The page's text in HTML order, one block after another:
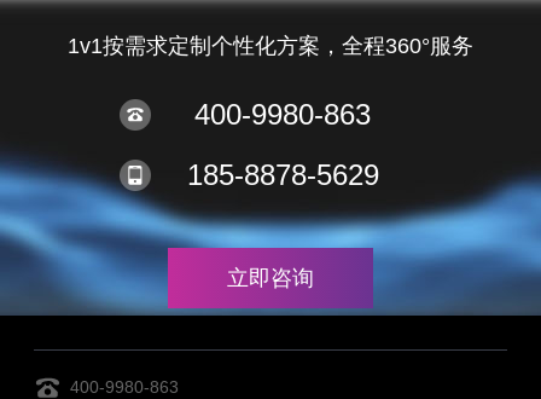
1v1按需求定制个性化方案，全程360°服务
400-9980-863
185-8878-5629
立即咨询
400-9980-863